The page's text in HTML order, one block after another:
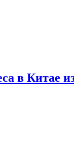
в Китае